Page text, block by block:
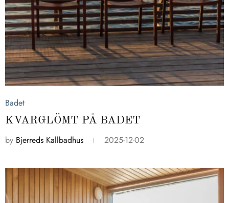
Badet
KVARGLÖMT PÅ BADET
by Bjerreds Kallbadhus 2025-12-02